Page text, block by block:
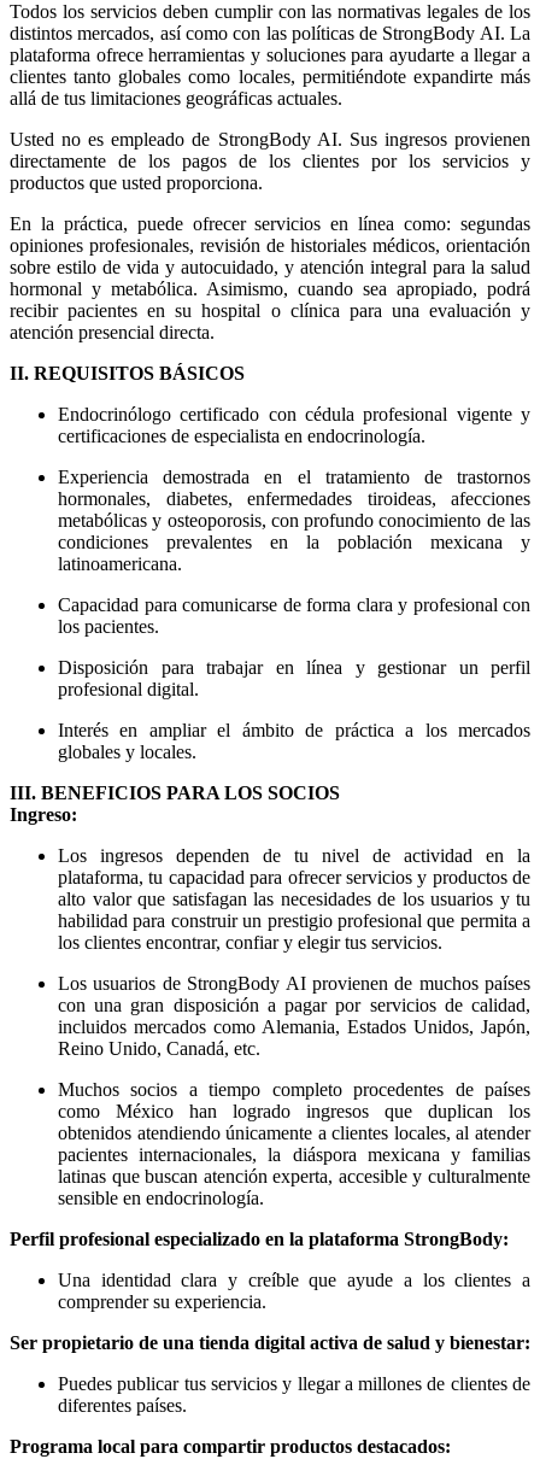
Todos los servicios deben cumplir con las normativas legales de los
distintos mercados, así como con las políticas de StrongBody AI. La
plataforma ofrece herramientas y soluciones para ayudarte a llegar a
clientes tanto globales como locales, permitiéndote expandirte más
allá de tus limitaciones geográficas actuales.
Usted no es empleado de StrongBody AI. Sus ingresos provienen
directamente de los pagos de los clientes por los servicios y
productos que usted proporciona.
En la práctica, puede ofrecer servicios en línea como: segundas
opiniones profesionales, revisión de historiales médicos, orientación
sobre estilo de vida y autocuidado, y atención integral para la salud
hormonal y metabólica. Asimismo, cuando sea apropiado, podrá
recibir pacientes en su hospital o clínica para una evaluación y
atención presencial directa.
II. REQUISITOS BÁSICOS
Endocrinólogo certificado con cédula profesional vigente y
certificaciones de especialista en endocrinología.
Experiencia demostrada en el tratamiento de trastornos
hormonales, diabetes, enfermedades tiroideas, afecciones
metabólicas y osteoporosis, con profundo conocimiento de las
condiciones prevalentes en la población mexicana y
latinoamericana.
Capacidad para comunicarse de forma clara y profesional con
los pacientes.
Disposición para trabajar en línea y gestionar un perfil
profesional digital.
Interés en ampliar el ámbito de práctica a los mercados
globales y locales.
III. BENEFICIOS PARA LOS SOCIOS
Ingreso:
Los ingresos dependen de tu nivel de actividad en la
plataforma, tu capacidad para ofrecer servicios y productos de
alto valor que satisfagan las necesidades de los usuarios y tu
habilidad para construir un prestigio profesional que permita a
los clientes encontrar, confiar y elegir tus servicios.
Los usuarios de StrongBody AI provienen de muchos países
con una gran disposición a pagar por servicios de calidad,
incluidos mercados como Alemania, Estados Unidos, Japón,
Reino Unido, Canadá, etc.
Muchos socios a tiempo completo procedentes de países
como México han logrado ingresos que duplican los
obtenidos atendiendo únicamente a clientes locales, al atender
pacientes internacionales, la diáspora mexicana y familias
latinas que buscan atención experta, accesible y culturalmente
sensible en endocrinología.
Perfil profesional especializado en la plataforma StrongBody:
Una identidad clara y creíble que ayude a los clientes a
comprender su experiencia.
Ser propietario de una tienda digital activa de salud y bienestar:
Puedes publicar tus servicios y llegar a millones de clientes de
diferentes países.
Programa local para compartir productos destacados: